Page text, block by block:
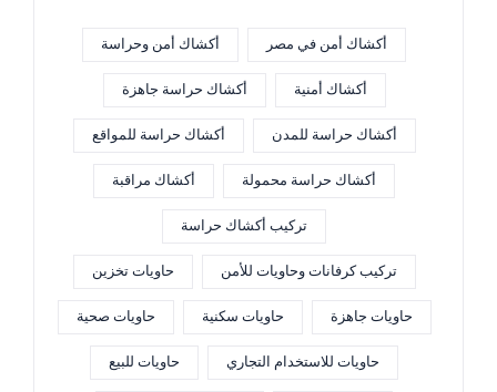
أكشاك أمن في مصر أكشاك أمن وحراسة
أكشاك أمنية أكشاك حراسة جاهزة
أكشاك حراسة للمدن أكشاك حراسة للمواقع
أكشاك حراسة محمولة أكشاك مراقبة
تركيب أكشاك حراسة
تركيب كرفانات وحاويات للأمن حاويات تخزين
حاويات جاهزة حاويات سكنية حاويات صحية
حاويات للاستخدام التجاري حاويات للبيع